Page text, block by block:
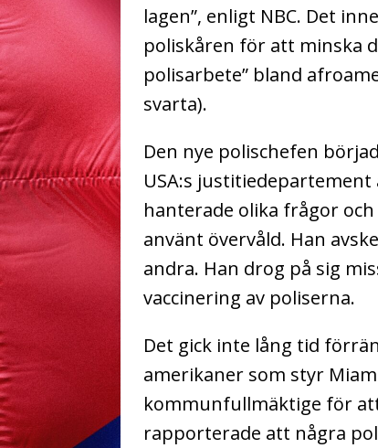
lagen”, enligt NBC. Det
poliskåren för att minska
polisarbete” bland
svarta).
Den nye polischefen
USA:s
hanterade olika frågor
använt övervåld. Han
andra. Han drog på sig
vaccinering av poliserna.
Det gick inte lång tid
amerikaner som styr
kommunfullmäktige för
rapporterade att några